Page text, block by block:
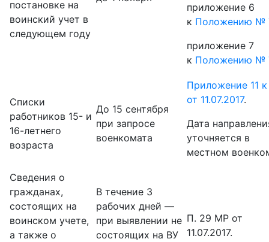
постановке на
воинский учет в
следующем году
приложение 6
к Положению №
приложение 7
к Положению №
Списки
работников 15- и
16-летнего
возраста
До 15 сентября
при запросе
военкомата
Приложение 11
от 11.07.2017.
Дата
уточняется в
местном
Сведения о
гражданах,
состоящих на
воинском учете,
а также о
В течение 3
рабочих дней —
при выявлении не
состоящих на ВУ
П. 29 МР от
11.07.2017.